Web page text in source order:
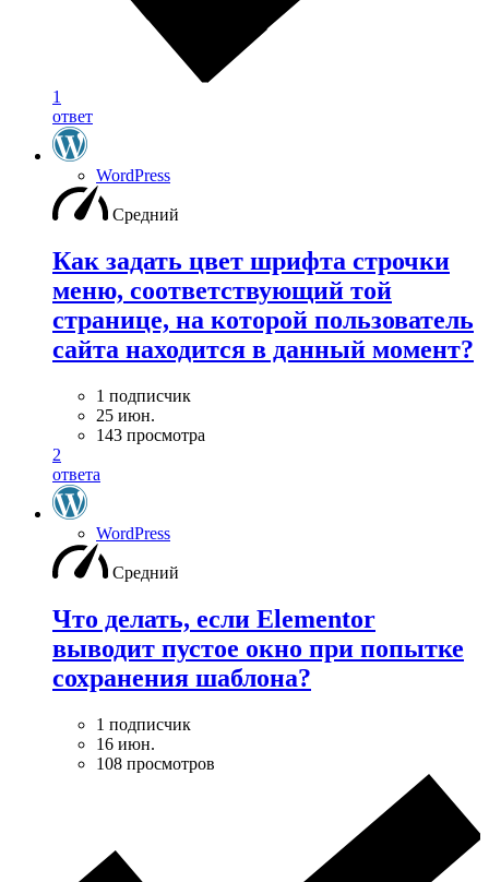
1
ответ
WordPress
Средний
Как задать цвет шрифта строчки
меню, соответствующий той
странице, на которой пользователь
сайта находится в данный момент?
1 подписчик
25 июн.
143 просмотра
2
ответа
WordPress
Средний
Что делать, если Elementor
выводит пустое окно при попытке
сохранения шаблона?
1 подписчик
16 июн.
108 просмотров